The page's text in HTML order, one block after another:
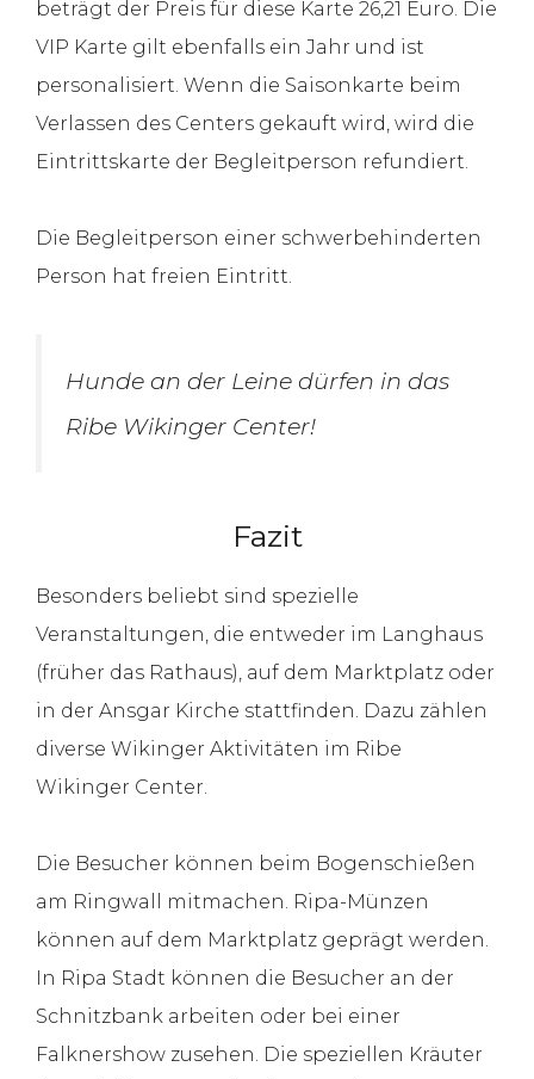
beträgt der Preis für diese Karte 26,21 Euro. Die
VIP Karte gilt ebenfalls ein Jahr und ist
personalisiert. Wenn die Saisonkarte beim
Verlassen des Centers gekauft wird, wird die
Eintrittskarte der Begleitperson refundiert.
Die Begleitperson einer schwerbehinderten
Person hat freien Eintritt.
Hunde an der Leine dürfen in das
Ribe Wikinger Center!
Fazit
Besonders beliebt sind spezielle
Veranstaltungen, die entweder im Langhaus
(früher das Rathaus), auf dem Marktplatz oder
in der Ansgar Kirche stattfinden. Dazu zählen
diverse Wikinger Aktivitäten im Ribe
Wikinger Center.
Die Besucher können beim Bogenschießen
am Ringwall mitmachen. Ripa-Münzen
können auf dem Marktplatz geprägt werden.
In Ripa Stadt können die Besucher an der
Schnitzbank arbeiten oder bei einer
Falknershow zusehen. Die speziellen Kräuter